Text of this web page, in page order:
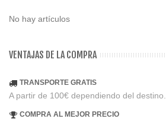
No hay artículos
VENTAJAS DE LA COMPRA
TRANSPORTE GRATIS
A partir de 100€ dependiendo del destino.
COMPRA AL MEJOR PRECIO